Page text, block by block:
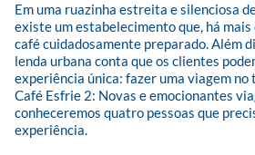
Em uma ruazinha estreita e silenciosa
existe um estabelecimento que, há
café cuidadosamente preparado. Além
lenda urbana conta que os clientes
experiência única: fazer uma viagem no
Café Esfrie 2: Novas e emocionantes
conheceremos quatro pessoas que
experiência.